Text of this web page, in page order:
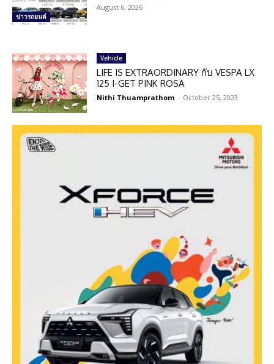
ข่าวรถยนต์
August 6, 2026
Vehicle
LIFE IS EXTRAORDINARY กับ VESPA LX
125 I-GET PINK ROSA
Nithi Thuamprathom - October 25, 2023